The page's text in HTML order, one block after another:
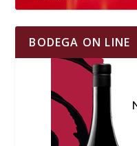
BODEGA ON LINE